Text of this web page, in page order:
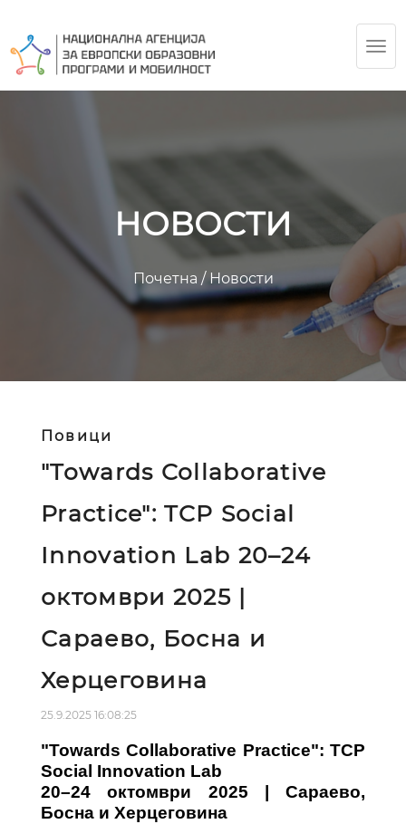
НОВОСТИ
Почетна /Новости
Повици
"Towards Collaborative
Practice": TCP Social
Innovation Lab 20–24
октомври 2025 |
Сараево, Босна и
Херцеговина
25.9.2025 16:08:25
"Towards Collaborative Practice": TCP
Social Innovation Lab
20–24 октомври 2025 | Сараево,
Босна и Херцеговина